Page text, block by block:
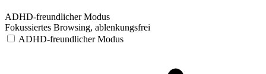
ADHD-freundlicher Modus
Fokussiertes Browsing, ablenkungsfrei
ADHD-freundlicher Modus